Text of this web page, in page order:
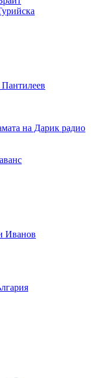
на Дарик радио
Иванов